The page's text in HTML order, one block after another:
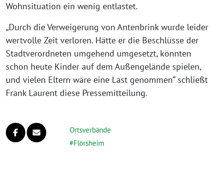
Wohnsituation ein wenig entlastet.
„Durch die Verweigerung von Antenbrink wurde leider
wertvolle Zeit verloren. Hätte er die Beschlüsse der
Stadtverordneten umgehend umgesetzt, könnten
schon heute Kinder auf dem Außengelände spielen,
und vielen Eltern wäre eine Last genommen“ schließt
Frank Laurent diese Pressemitteilung.
Ortsverbände
Flörsheim